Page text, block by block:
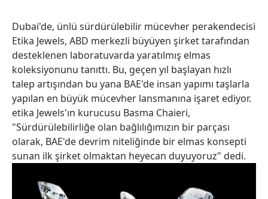
Dubai'de, ünlü sürdürülebilir mücevher perakendecisi
Etika Jewels, ABD merkezli büyüyen şirket tarafından
desteklenen laboratuvarda yaratılmış elmas
koleksiyonunu tanıttı. Bu, geçen yıl başlayan hızlı
talep artışından bu yana BAE'de insan yapımı taşlarla
yapılan en büyük mücevher lansmanına işaret ediyor.
etika Jewels'ın kurucusu Basma Chaieri,
"Sürdürülebilirliğe olan bağlılığımızın bir parçası
olarak, BAE'de devrim niteliğinde bir elmas konsepti
sunan ilk şirket olmaktan heyecan duyuyoruz" dedi.